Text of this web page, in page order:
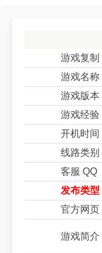
游戏复制
游戏名称
游戏版本
游戏经验
开机时间
线路类别
客服 QQ
发布类型
官方网页
游戏简介